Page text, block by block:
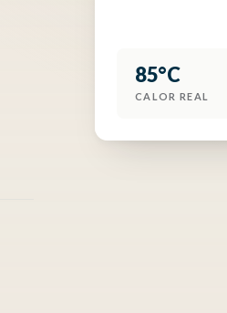
85°C
CALOR REAL